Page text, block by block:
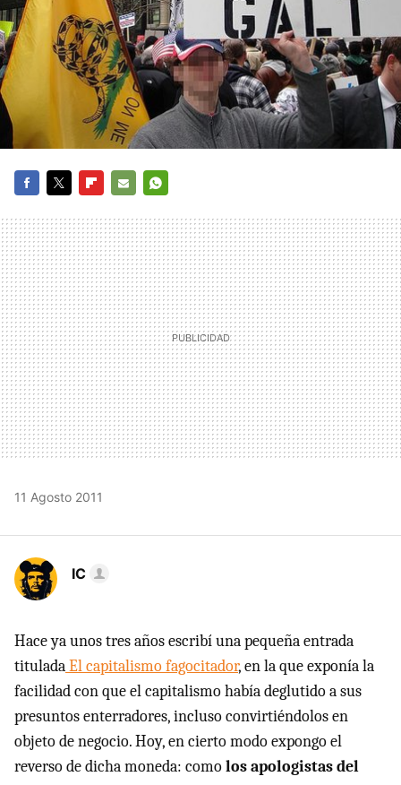
MAIL
11 Agosto 2011
IC
Hace ya unos tres años escribí una pequeña entrada
tituladaEl capitalismo fagocitador, en la que exponía la
facilidad con que el capitalismo había deglutido a sus
presuntos enterradores, incluso convirtiéndolos en
objeto de negocio. Hoy, en cierto modo expongo el
reverso de dicha moneda: comolos apologistas del